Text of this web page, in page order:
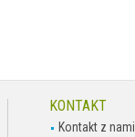
KONTAKT
Kontakt z nami